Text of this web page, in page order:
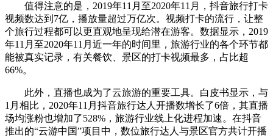
值得注意的是，2019年11月至2020年11月，抖音旅行打卡
视频数达到7亿，播放量超过万亿次。视频打卡的流行，让整
个旅行过程都可以更直观地呈现给潜在游客。数据显示，2019
年11月至2020年11月近一年的时间里，旅游行业的各个环节都
能被真实记录，有关餐饮、景区的打卡视频最多，占比超
66%。
此外，直播也成为了云旅游的重要工具。白皮书显示，与
1月相比，2020年11月抖音旅行达人开播数增长了6倍，其直播
场均涨粉也增加了528%，旅游行业线上化进程加速。在抖音
推出的“云游中国”项目中，数位旅行达人与景区官方共计开播